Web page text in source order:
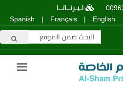
لـيـرنــاتــا
English
|
Français
|
Spanish